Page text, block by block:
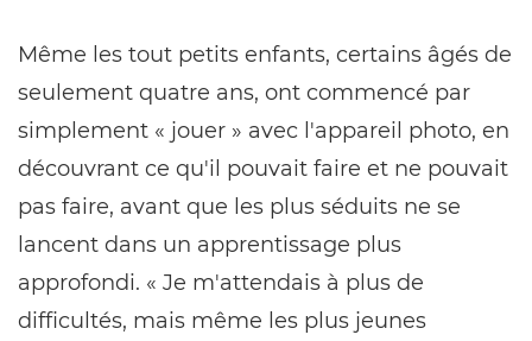
Même les tout petits enfants, certains âgés de
seulement quatre ans, ont commencé par
simplement « jouer » avec l'appareil photo, en
découvrant ce qu'il pouvait faire et ne pouvait
pas faire, avant que les plus séduits ne se
lancent dans un apprentissage plus
approfondi. « Je m'attendais à plus de
difficultés, mais même les plus jeunes